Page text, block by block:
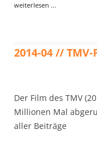
weiterlesen ...
2014-04 //
Der Film des TMV
Millionen Mal
aller Beiträge